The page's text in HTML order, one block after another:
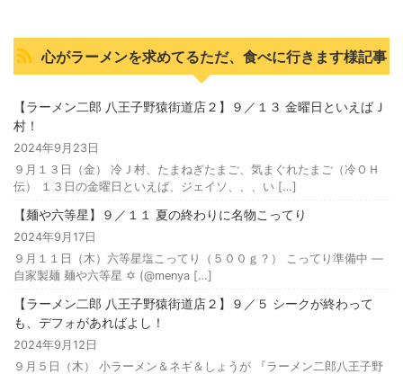
心がラーメンを求めてるただ、食べに行きます様記事
【ラーメン二郎 八王子野猿街道店２】９／１３ 金曜日といえばＪ
村！
2024年9月23日
９月１３日（金） 冷Ｊ村、たまねぎたまご、気まぐれたまご（冷ＯＨ
伝） １３日の金曜日といえば、ジェイソ、、、い […]
【麺や六等星】９／１１ 夏の終わりに名物こってり
2024年9月17日
９月１１日（木）六等星塩こってり（５００ｇ？） こってり準備中 —
自家製麺 麺や六等星 ✡️ (@menya […]
【ラーメン二郎 八王子野猿街道店２】９／５ シークが終わって
も、デフォがあればよし！
2024年9月12日
９月５日（木） 小ラーメン＆ネギ＆しょうが 『ラーメン二郎八王子野